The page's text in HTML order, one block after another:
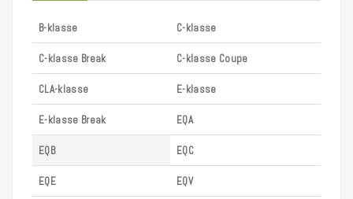
B-klasse C-klasse
C-klasse Break C-klasse Coupe
CLA-klasse E-klasse
E-klasse Break EQA
EQB EQC
EQE EQV